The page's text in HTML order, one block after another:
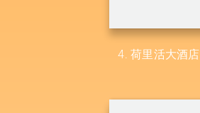
4. 荷里活大酒店